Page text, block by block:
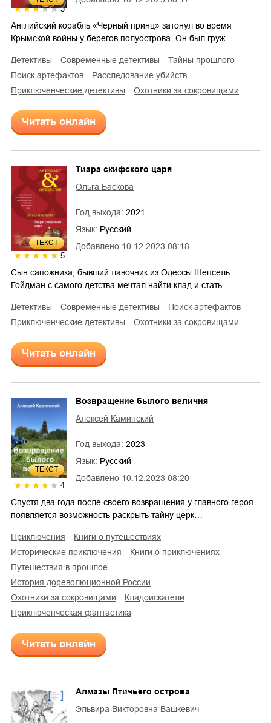
3
Английский корабль «Черный принц» затонул во время
Крымской войны у берегов полуострова. Он был груж…
детективы современные детективы
тайны прошлого
поиск артефактов
расследование убийств
приключенческие детективы
охотники за сокровищами
Читать онлайн
ТЕКСТ
5
Добавлено 10.12.2023 08:18
Тиара скифского царя
Ольга Баскова
Год выхода: 2021
Язык: Русский
Сын сапожника, бывший лавочник из Одессы Шепсель
Гойдман с самого детства мечтал найти клад и стать …
детективы современные детективы
поиск артефактов
приключенческие детективы
охотники за сокровищами
Читать онлайн
ТЕКСТ
4
Добавлено 10.12.2023 08:20
Возвращение былого величия
Алексей Каминский
Год выхода: 2023
Язык: Русский
Спустя два года после своего возвращения у главного героя
появляется возможность раскрыть тайну церк…
приключения
книги о путешествиях
исторические приключения
книги о приключениях
путешествия в прошлое
история дореволюционной России
охотники за сокровищами
кладоискатели
приключенческая фантастика
Читать онлайн
Алмазы Птичьего острова
Эльвира Викторовна Вашкевич